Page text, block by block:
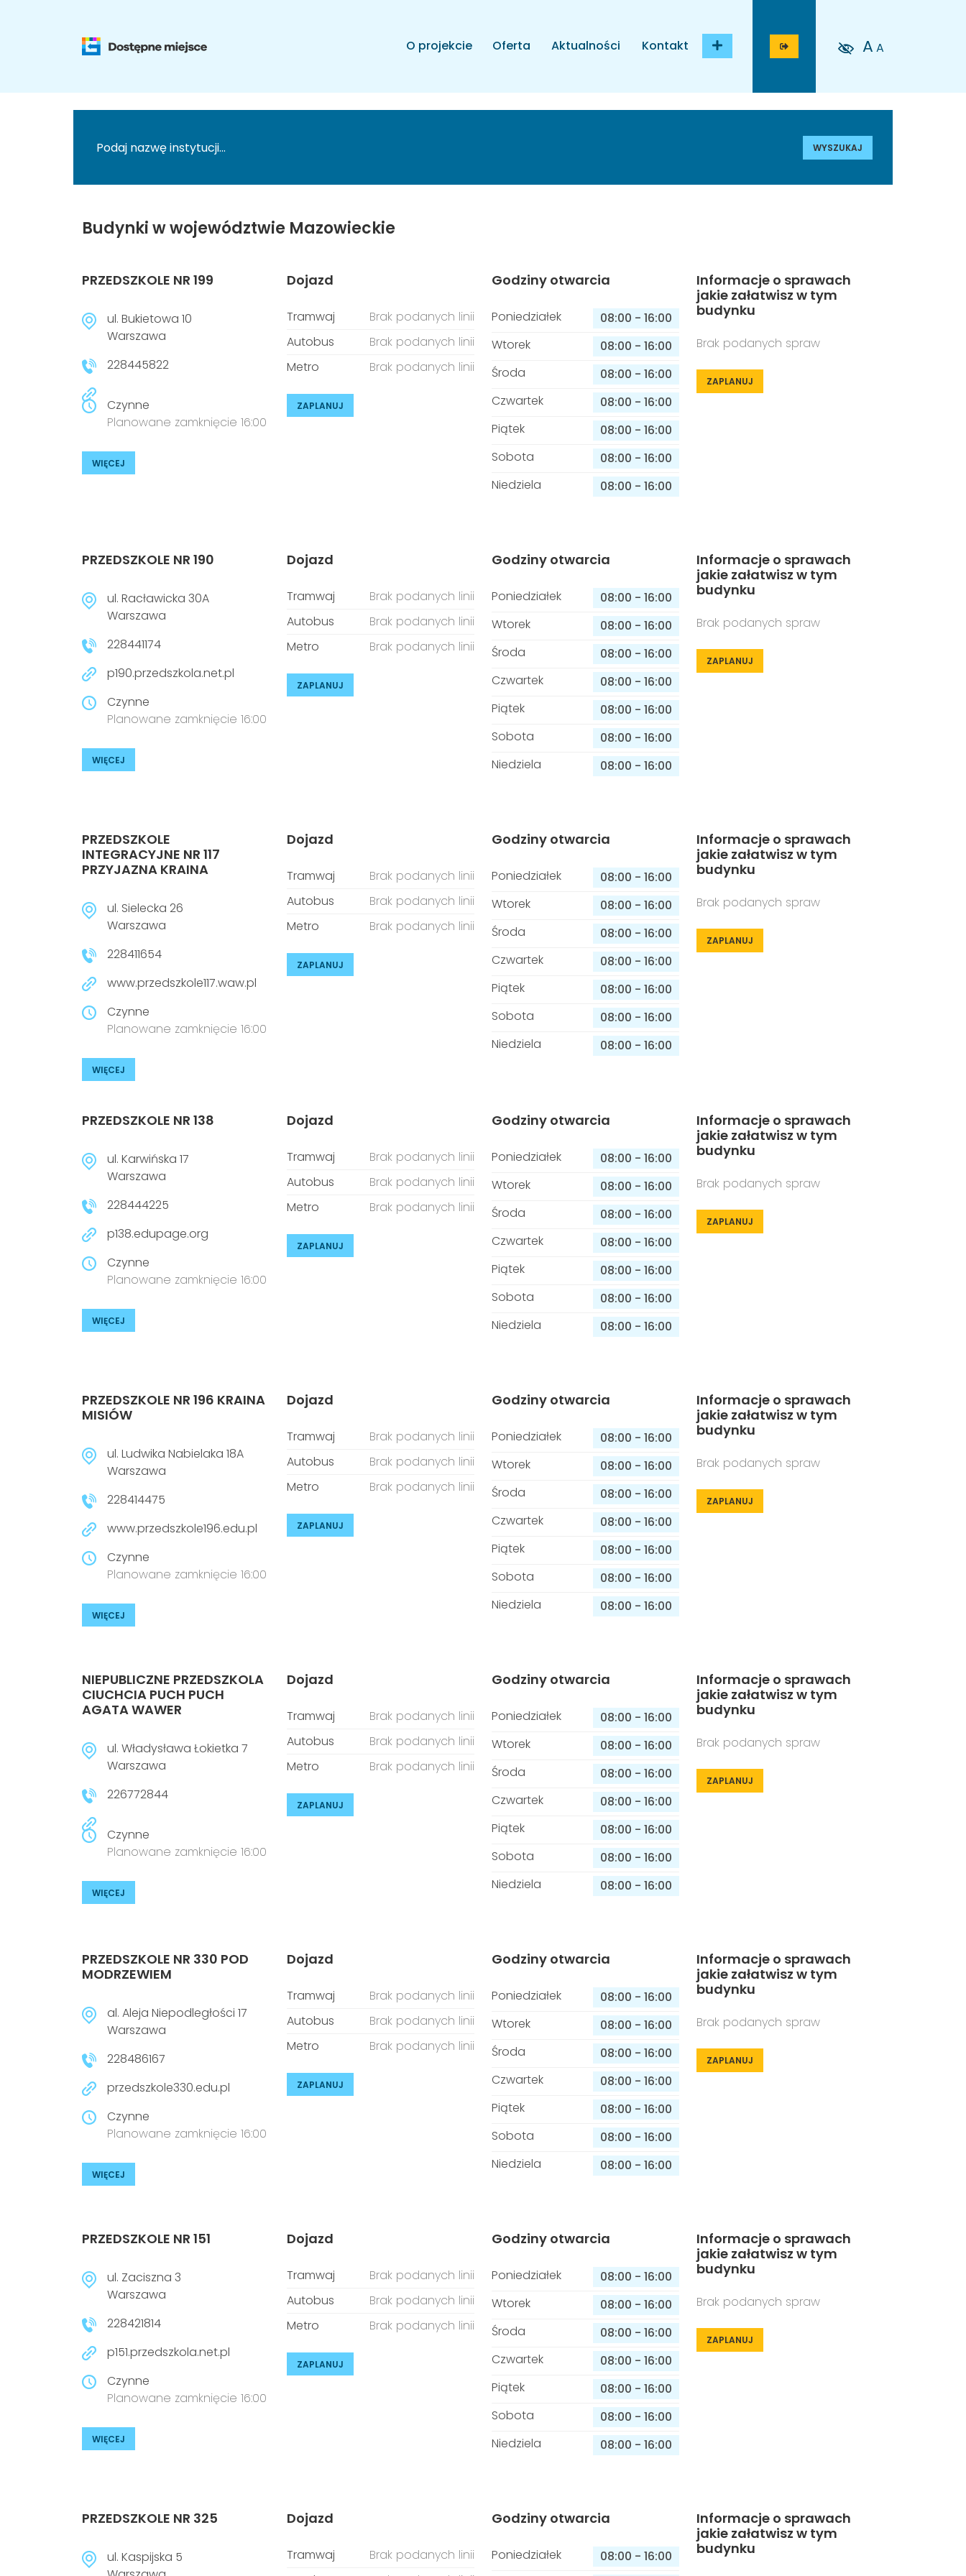
O projekcie Oferta Aktualności Kontakt A A
WYSZUKAJ
Budynki w województwie Mazowieckie
PRZEDSZKOLE NR 199
ul. Bukietowa 10
Warszawa
228445822
Czynne
Planowane zamknięcie 16:00
WIĘCEJ
Dojazd
Tramwaj
Brak podanych linii
Autobus
Brak podanych linii
Metro
Brak podanych linii
ZAPLANUJ
Godziny otwarcia
Poniedziałek 08:00 - 16:00
Wtorek
08:00 - 16:00
Środa
08:00 - 16:00
Czwartek
08:00 - 16:00
Piątek
08:00 - 16:00
Sobota
08:00 - 16:00
Niedziela
08:00 - 16:00
Informacje o sprawach
jakie załatwisz w tym
budynku
Brak podanych spraw
ZAPLANUJ
PRZEDSZKOLE NR 190
ul. Racławicka 30A
Warszawa
228441174
p190.przedszkola.net.pl
Czynne
Planowane zamknięcie 16:00
WIĘCEJ
Dojazd
Tramwaj
Brak podanych linii
Autobus
Brak podanych linii
Metro
Brak podanych linii
ZAPLANUJ
Godziny otwarcia
Poniedziałek 08:00 - 16:00
Wtorek
08:00 - 16:00
Środa
08:00 - 16:00
Czwartek
08:00 - 16:00
Piątek
08:00 - 16:00
Sobota
08:00 - 16:00
Niedziela
08:00 - 16:00
Informacje o sprawach
jakie załatwisz w tym
budynku
Brak podanych spraw
ZAPLANUJ
PRZEDSZKOLE
INTEGRACYJNE NR 117
PRZYJAZNA KRAINA
ul. Sielecka 26
Warszawa
228411654
www.przedszkole117.waw.pl
Czynne
Planowane zamknięcie 16:00
WIĘCEJ
Dojazd
Tramwaj
Brak podanych linii
Autobus
Brak podanych linii
Metro
Brak podanych linii
ZAPLANUJ
Godziny otwarcia
Poniedziałek 08:00 - 16:00
Wtorek
08:00 - 16:00
Środa
08:00 - 16:00
Czwartek
08:00 - 16:00
Piątek
08:00 - 16:00
Sobota
08:00 - 16:00
Niedziela
08:00 - 16:00
Informacje o sprawach
jakie załatwisz w tym
budynku
Brak podanych spraw
ZAPLANUJ
PRZEDSZKOLE NR 138
ul. Karwińska 17
Warszawa
228444225
p138.edupage.org
Czynne
Planowane zamknięcie 16:00
WIĘCEJ
Dojazd
Tramwaj
Brak podanych linii
Autobus
Brak podanych linii
Metro
Brak podanych linii
ZAPLANUJ
Godziny otwarcia
Poniedziałek 08:00 - 16:00
Wtorek
08:00 - 16:00
Środa
08:00 - 16:00
Czwartek
08:00 - 16:00
Piątek
08:00 - 16:00
Sobota
08:00 - 16:00
Niedziela
08:00 - 16:00
Informacje o sprawach
jakie załatwisz w tym
budynku
Brak podanych spraw
ZAPLANUJ
PRZEDSZKOLE NR 196 KRAINA
MISIÓW
ul. Ludwika Nabielaka 18A
Warszawa
228414475
www.przedszkole196.edu.pl
Czynne
Planowane zamknięcie 16:00
WIĘCEJ
Dojazd
Tramwaj
Brak podanych linii
Autobus
Brak podanych linii
Metro
Brak podanych linii
ZAPLANUJ
Godziny otwarcia
Poniedziałek 08:00 - 16:00
Wtorek
08:00 - 16:00
Środa
08:00 - 16:00
Czwartek
08:00 - 16:00
Piątek
08:00 - 16:00
Sobota
08:00 - 16:00
Niedziela
08:00 - 16:00
Informacje o sprawach
jakie załatwisz w tym
budynku
Brak podanych spraw
ZAPLANUJ
NIEPUBLICZNE PRZEDSZKOLA
CIUCHCIA PUCH PUCH
AGATA WAWER
ul. Władysława Łokietka 7
Warszawa
226772844
Czynne
Planowane zamknięcie 16:00
WIĘCEJ
Dojazd
Tramwaj
Brak podanych linii
Autobus
Brak podanych linii
Metro
Brak podanych linii
ZAPLANUJ
Godziny otwarcia
Poniedziałek 08:00 - 16:00
Wtorek
08:00 - 16:00
Środa
08:00 - 16:00
Czwartek
08:00 - 16:00
Piątek
08:00 - 16:00
Sobota
08:00 - 16:00
Niedziela
08:00 - 16:00
Informacje o sprawach
jakie załatwisz w tym
budynku
Brak podanych spraw
ZAPLANUJ
PRZEDSZKOLE NR 330 POD
MODRZEWIEM
al. Aleja Niepodległości 17
Warszawa
228486167
przedszkole330.edu.pl
Czynne
Planowane zamknięcie 16:00
WIĘCEJ
Dojazd
Tramwaj
Brak podanych linii
Autobus
Brak podanych linii
Metro
Brak podanych linii
ZAPLANUJ
Godziny otwarcia
Poniedziałek 08:00 - 16:00
Wtorek
08:00 - 16:00
Środa
08:00 - 16:00
Czwartek
08:00 - 16:00
Piątek
08:00 - 16:00
Sobota
08:00 - 16:00
Niedziela
08:00 - 16:00
Informacje o sprawach
jakie załatwisz w tym
budynku
Brak podanych spraw
ZAPLANUJ
PRZEDSZKOLE NR 151
ul. Zaciszna 3
Warszawa
228421814
p151.przedszkola.net.pl
Czynne
Planowane zamknięcie 16:00
WIĘCEJ
Dojazd
Tramwaj
Brak podanych linii
Autobus
Brak podanych linii
Metro
Brak podanych linii
ZAPLANUJ
Godziny otwarcia
Poniedziałek 08:00 - 16:00
Wtorek
08:00 - 16:00
Środa
08:00 - 16:00
Czwartek
08:00 - 16:00
Piątek
08:00 - 16:00
Sobota
08:00 - 16:00
Niedziela
08:00 - 16:00
Informacje o sprawach
jakie załatwisz w tym
budynku
Brak podanych spraw
ZAPLANUJ
PRZEDSZKOLE NR 325
ul. Kaspijska 5
Dojazd
Tramwaj
Brak podanych linii
Godziny otwarcia
Poniedziałek 08:00 - 16:00
Informacje o sprawach
jakie załatwisz w tym
budynku